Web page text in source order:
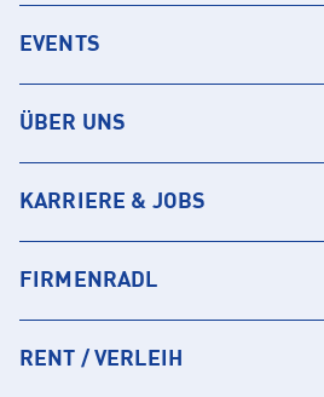
EVENTS
ÜBER UNS
KARRIERE & JOBS
FIRMENRADL
RENT / VERLEIH